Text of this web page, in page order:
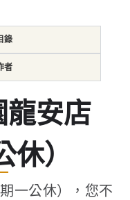
錄
者
安店
）
一公休），您不